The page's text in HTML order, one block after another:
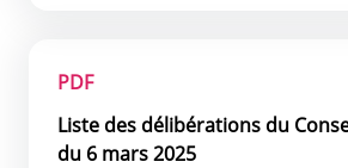
PDF
Liste des délibérations du
du 6 mars 2025